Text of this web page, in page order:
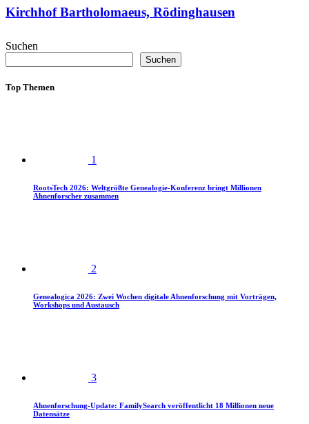
Kirchhof Bartholomaeus, Rödinghausen
Suchen
Suchen
Top Themen
1
RootsTech 2026: Weltgrößte Genealogie-Konferenz bringt Millionen
Ahnenforscher zusammen
2
Genealogica 2026: Zwei Wochen digitale Ahnenforschung mit Vorträgen,
Workshops und Austausch
3
Ahnenforschung-Update: FamilySearch veröffentlicht 18 Millionen neue
Datensätze